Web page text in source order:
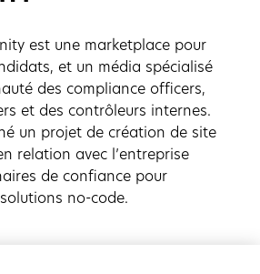
est une marketplace pour
et un média spécialisé
des compliance officers,
et des contrôleurs internes.
un projet de création de site
relation avec l’entreprise
de confiance pour
no-code.